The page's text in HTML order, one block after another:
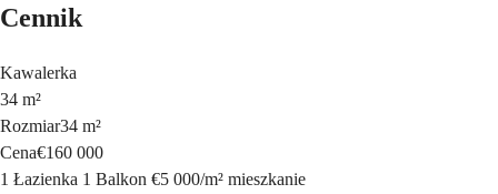
Cennik
Kawalerka
34 m²
Rozmiar34 m²
Cena€160 000
1 Łazienka 1 Balkon €5 000/m² mieszkanie